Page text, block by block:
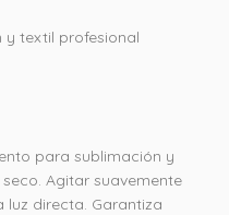
y textil profesional
para sublimación y
Agitar suavemente
luz directa. Garantiza